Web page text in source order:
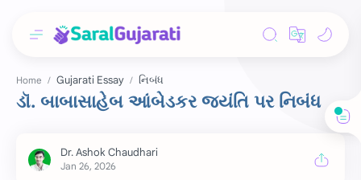
Home Gujarati Essay નિબંધ
ડૉ. બાબાસાહેબ આંબેડકર જયંતિ પર નિબંધ